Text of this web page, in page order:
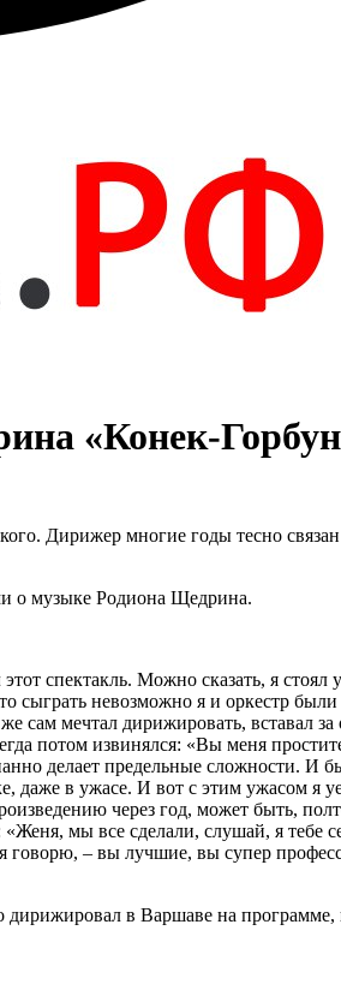
«Конек-
Дирижер многие годы тесно
о музыке Родиона Щедрина.
спектакль. Можно сказать, я
невозможно я и оркестр были
мечтал дирижировать, вставал за
потом извинялся: «Вы меня
делает предельные сложности. И
в ужасе. И вот с этим ужасом я
через год, может быть,
мы все сделали, слушай, я тебе
говорю, – вы лучшие, вы супер
в Варшаве на